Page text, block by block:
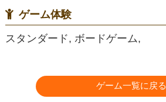
ゲーム体験
スタンダード, ボードゲーム,
ゲーム一覧に戻る